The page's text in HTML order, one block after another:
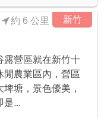
新竹
約 6 公里
露營區就在新竹十
閒農業區內，營區
埤塘，景色優美，
是...